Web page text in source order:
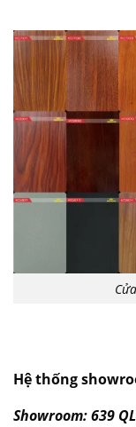
Hệ thống
Showroom: 639